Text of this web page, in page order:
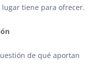
tiene para ofrecer.
de qué aportan